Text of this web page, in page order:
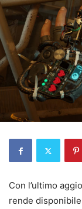
Con l’ultimo
rende